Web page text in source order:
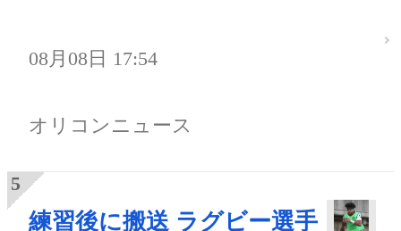
08月08日 17:54
オリコンニュース
練習後に搬送 ラグビー選手